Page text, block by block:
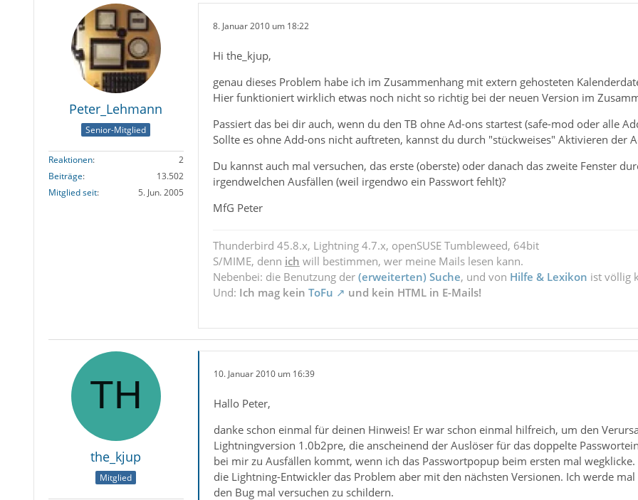
Peter_Lehmann
Senior-Mitglied
Reaktionen
2
Beiträge
13.502
Mitglied seit
5. Jun. 2005
8. Januar 2010 um 18:22
Hi the_kjup,
genau dieses Problem habe ich im Zusammenhang mit extern gehosteten
Hier funktioniert wirklich etwas noch nicht so richtig bei der neuen Version im
Passiert das bei dir auch, wenn du den TB ohne Ad-ons startest (safe-mod oder alle
Sollte es ohne Add-ons nicht auftreten, kannst du durch "stückweises" Aktivieren der
Du kannst auch mal versuchen, das erste (oberste) oder danach das zweite Fenster
irgendwelchen Ausfällen (weil irgendwo ein Passwort fehlt)?
MfG Peter
Thunderbird 45.8.x, Lightning 4.7.x, openSUSE Tumbleweed, 64bit
S/MIME, denn ich will bestimmen, wer meine Mails lesen kann.
Nebenbei: die Benutzung der (erweiterten) Suche, und von Hilfe & Lexikon ist völlig
Und: Ich mag kein ToFu und kein HTML in E-Mails!
the_kjup
Mitglied
10. Januar 2010 um 16:39
Hallo Peter,
danke schon einmal für deinen Hinweis! Er war schon einmal hilfreich, um den
Lightningversion 1.0b2pre, die anscheinend der Auslöser für das doppelte
bei mir zu Ausfällen kommt, wenn ich das Passwortpopup beim ersten mal
die Lightning-Entwickler das Problem aber mit den nächsten Versionen. Ich werde
den Bug mal versuchen zu schildern.